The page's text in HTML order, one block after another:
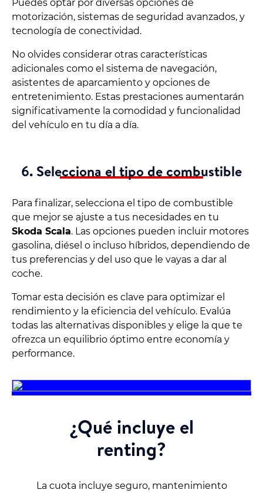
Puedes optar por diversas opciones de
motorización, sistemas de seguridad avanzados, y
tecnología de conectividad.
No olvides considerar otras características
adicionales como el sistema de navegación,
asistentes de aparcamiento y opciones de
entretenimiento. Estas prestaciones aumentarán
significativamente la comodidad y funcionalidad
del vehículo en tu día a día.
6. Selecciona el tipo de combustible
Para finalizar, selecciona el tipo de combustible
que mejor se ajuste a tus necesidades en tu
Skoda Scala. Las opciones pueden incluir motores
gasolina, diésel o incluso híbridos, dependiendo de
tus preferencias y del uso que le vayas a dar al
coche.
Tomar esta decisión es clave para optimizar el
rendimiento y la eficiencia del vehículo. Evalúa
todas las alternativas disponibles y elige la que te
ofrezca un equilibrio óptimo entre economía y
performance.
¿Qué incluye el
renting?
La cuota incluye seguro, mantenimiento